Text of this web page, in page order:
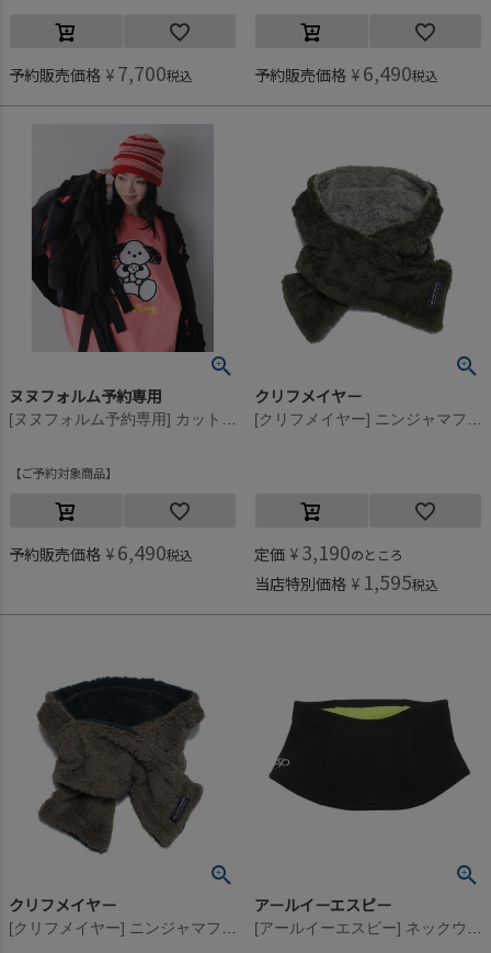
予約販売価格 ¥ 7,700税込 予約販売価格 ¥ 6,490税込
ヌヌフォルム予約専用
ご予約対象商品
予約販売価格 ¥ 6,490税込
クリフメイヤー
定価 ¥ 3,190のところ
当店特別価格 ¥ 1,595税込
クリフメイヤー アールイーエスピー